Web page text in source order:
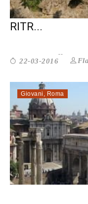
UN
RITR...
22-03-2016
Giovani Roma
“DEGENZA E